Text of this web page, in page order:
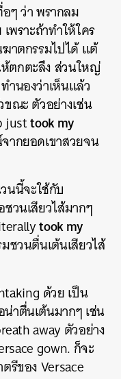
ๆ ว่า พรากลม
พราะถ้าทำให้ใคร
าตกรรมไปได้ แต้
ตกตะลึง ส่วนใหญ่
ำนองว่าเห็นแล้ว
ณะ ตัวอย่างเช่น
justtook my
ากยอดเขาสวยจน
นนี้จะใช้กับ
วนเสียวไส้มากๆ
took my
ชวนตื่นเต้นเสียวไส้
ด้วย เป็น
าตื่นเต้นมากๆ เช่น
away ตัวอย่าง
gown. ก็จะ
รีของ Versace